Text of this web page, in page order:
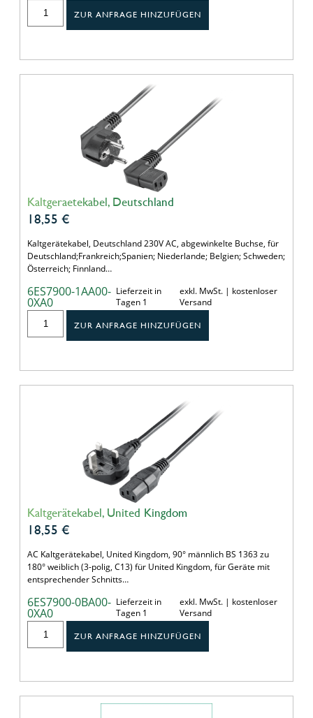
ZUR ANFRAGE HINZUFÜGEN
Kaltgeraetekabel, Deutschland
18,55 €
Kaltgerätekabel, Deutschland 230V AC, abgewinkelte Buchse, für
Deutschland;Frankreich;Spanien; Niederlande; Belgien; Schweden;
Österreich; Finnland…
6ES7900-1AA00-
0XA0
Lieferzeit in
Tagen 1
exkl. MwSt. | kostenloser
Versand
ZUR ANFRAGE HINZUFÜGEN
Kaltgerätekabel, United Kingdom
18,55 €
AC Kaltgerätekabel, United Kingdom, 90° männlich BS 1363 zu
180° weiblich (3-polig, C13) für United Kingdom, für Geräte mit
entsprechender Schnitts…
6ES7900-0BA00-
0XA0
Lieferzeit in
Tagen 1
exkl. MwSt. | kostenloser
Versand
ZUR ANFRAGE HINZUFÜGEN